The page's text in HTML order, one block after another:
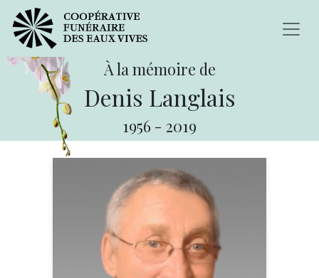
À la mémoire de
Denis Langlais
1956 - 2019